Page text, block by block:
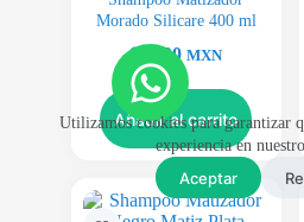
Utilizamos cookies para garantizar
experiencia en
Aceptar
Morado Silicare 400 ml
$ 99.00 MXN
Añadir al carrito